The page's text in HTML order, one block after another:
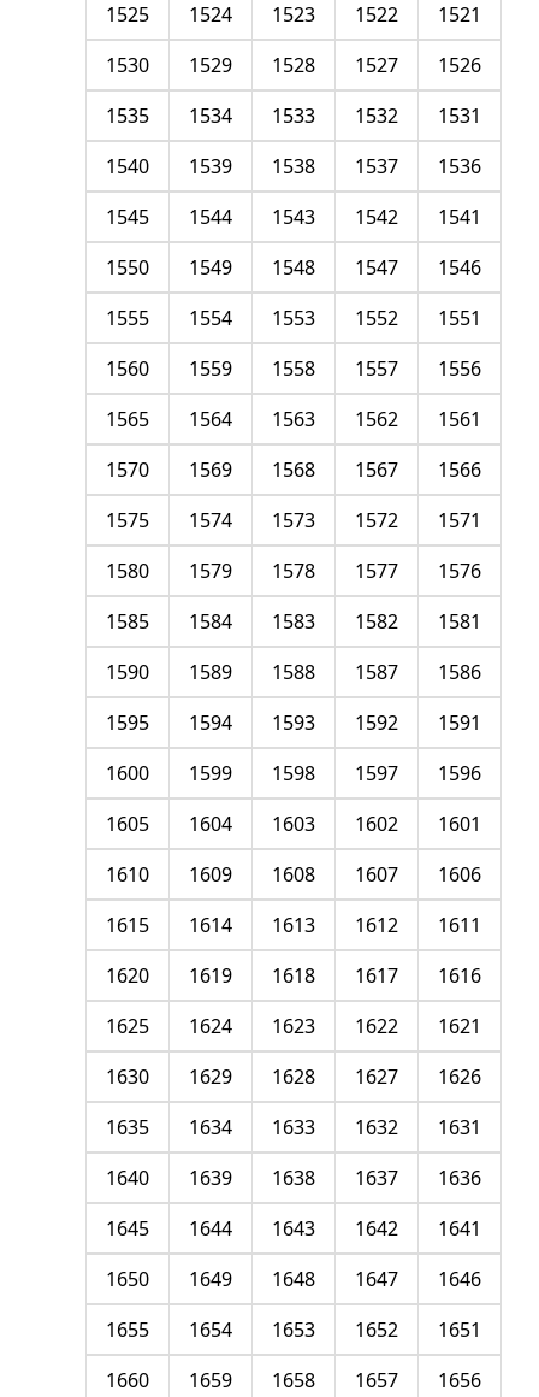
1521
1522
1523
1524
1525
1526
1527
1528
1529
1530
1531
1532
1533
1534
1535
1536
1537
1538
1539
1540
1541
1542
1543
1544
1545
1546
1547
1548
1549
1550
1551
1552
1553
1554
1555
1556
1557
1558
1559
1560
1561
1562
1563
1564
1565
1566
1567
1568
1569
1570
1571
1572
1573
1574
1575
1576
1577
1578
1579
1580
1581
1582
1583
1584
1585
1586
1587
1588
1589
1590
1591
1592
1593
1594
1595
1596
1597
1598
1599
1600
1601
1602
1603
1604
1605
1606
1607
1608
1609
1610
1611
1612
1613
1614
1615
1616
1617
1618
1619
1620
1621
1622
1623
1624
1625
1626
1627
1628
1629
1630
1631
1632
1633
1634
1635
1636
1637
1638
1639
1640
1641
1642
1643
1644
1645
1646
1647
1648
1649
1650
1651
1652
1653
1654
1655
1656
1657
1658
1659
1660